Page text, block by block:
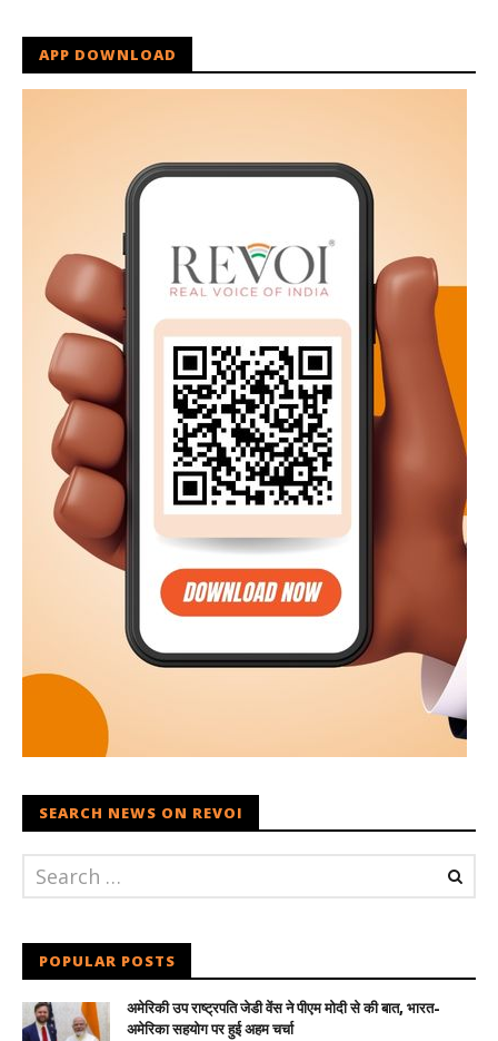
APP DOWNLOAD
SEARCH NEWS ON REVOI
POPULAR POSTS
अमेरिकी उप राष्ट्रपति जेडी वेंस ने पीएम मोदी से की बात, भारत-
अमेरिका सहयोग पर हुई अहम चर्चा